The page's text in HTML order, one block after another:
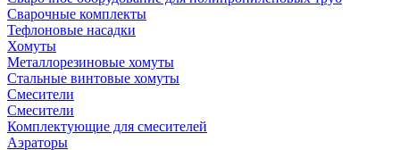
Сварочные комплекты
Тефлоновые насадки
Хомуты
Металлорезиновые хомуты
Стальные винтовые хомуты
Смесители
Смесители
Комплектующие для смесителей
Аэраторы